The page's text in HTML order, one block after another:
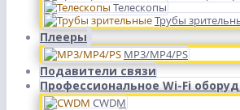
Телескопы
Трубы
Плееры
MP3/MP4/PS
Подавители связи
Профессиональное Wi-Fi
CWDM